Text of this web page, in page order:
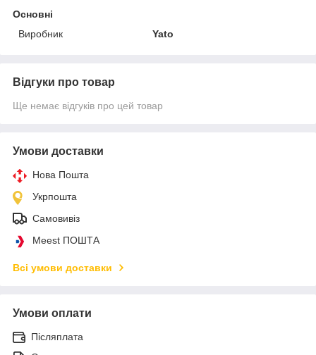
Основні
Виробник
Yato
Відгуки про товар
Ще немає відгуків про цей товар
Умови доставки
Нова Пошта
Укрпошта
Самовивіз
Meest ПОШТА
Всі умови доставки
Умови оплати
Післяплата